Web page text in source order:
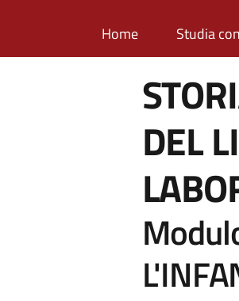
Home Studia
DEL